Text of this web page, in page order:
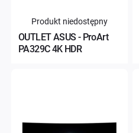
OUTLET ASUS - ProArt
PA329C 4K HDR
Produkt niedostępny